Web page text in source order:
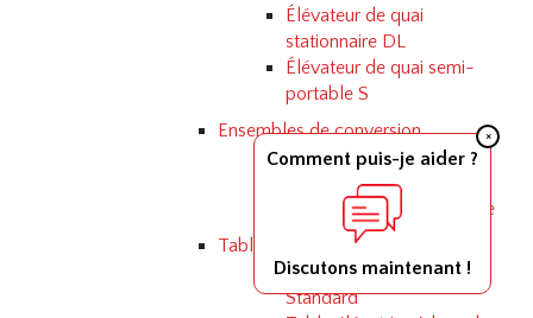
Élévateur de quai
stationnaire DL
Élévateur de quai semi-
portable S
Ensembles de conversion
Trousse de conversion
hydraulique
Kit de maintien mécanique
Table à ciseaux
Table élévatrice à ciseaux
Standard
×
Comment puis-je aider ?
Discutons maintenant !